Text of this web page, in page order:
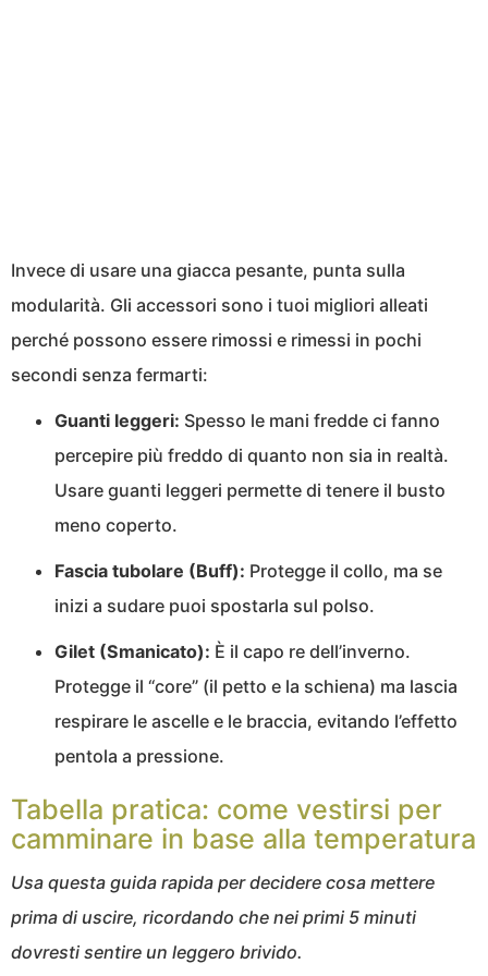
Invece di usare una giacca pesante, punta sulla
modularità. Gli accessori sono i tuoi migliori alleati
perché possono essere rimossi e rimessi in pochi
secondi senza fermarti:
Guanti leggeri: Spesso le mani fredde ci fanno
percepire più freddo di quanto non sia in realtà.
Usare guanti leggeri permette di tenere il busto
meno coperto.
Fascia tubolare (Buff): Protegge il collo, ma se
inizi a sudare puoi spostarla sul polso.
Gilet (Smanicato): È il capo re dell’inverno.
Protegge il “core” (il petto e la schiena) ma lascia
respirare le ascelle e le braccia, evitando l’effetto
pentola a pressione.
Tabella pratica: come vestirsi per
camminare in base alla temperatura
Usa questa guida rapida per decidere cosa mettere
prima di uscire, ricordando che nei primi 5 minuti
dovresti sentire un leggero brivido.